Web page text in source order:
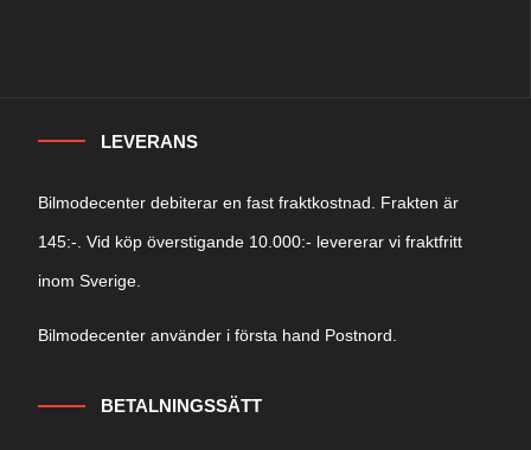
LEVERANS
Bilmodecenter debiterar en fast fraktkostnad. Frakten är
145:-. Vid köp överstigande 10.000:- levererar vi fraktfritt
inom Sverige.
Bilmodecenter använder i första hand Postnord.
BETALNINGSSÄTT